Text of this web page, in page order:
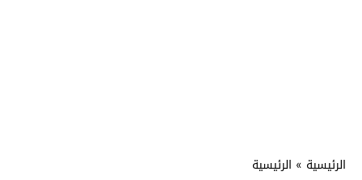
الرئيسية » الرئيسية